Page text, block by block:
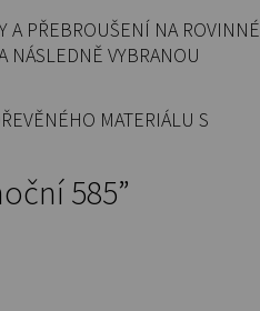
A PŘEBROUŠENÍ NA ROVINNÉ
NÁSLEDNĚ VYBRANOU
MATERIÁLU S
585”